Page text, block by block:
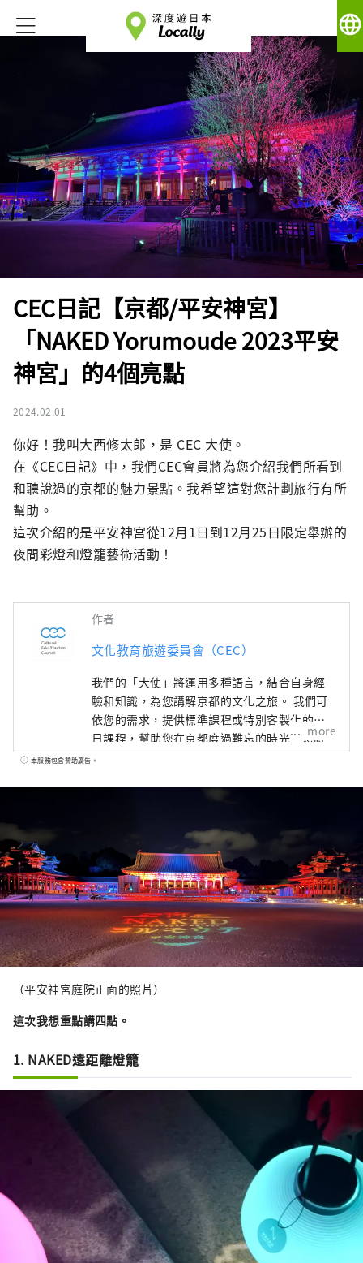
language
CEC日記【京都/平安神宮】
「NAKED Yorumoude 2023平安
神宮」的4個亮點
2024.02.01
你好！我叫大西修太郎，是 CEC 大使。
在《CEC日記》中，我們CEC會員將為您介紹我們所看到
和聽說過的京都的魅力景點。我希望這對您計劃旅行有所
幫助。
這次介紹的是平安神宮從12月1日到12月25日限定舉辦的
夜間彩燈和燈籠藝術活動！
作者
文化教育旅遊委員會（CEC）
我們的「大使」將運用多種語言，結合自身經
驗和知識，為您講解京都的文化之旅。 我們可
依您的需求，提供標準課程或特別客製化的一
日課程，幫助您在京都度過難忘的時光。您將
有機會了解和體驗神社、寺廟、花園、現代建
動，到讓您充分體驗四季京都文化的方案。
more
本服務包含贊助廣告。
（平安神宮庭院正面的照片）
這次我想重點講四點。
1. NAKED遠距離燈籠